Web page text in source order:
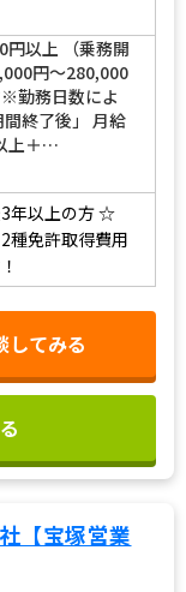
以上 （乗務開
円～280,000
勤務日数によ
終了後」 月給
上＋…
年以上の方☆
種免許取得費用
してみる
【宝塚営業